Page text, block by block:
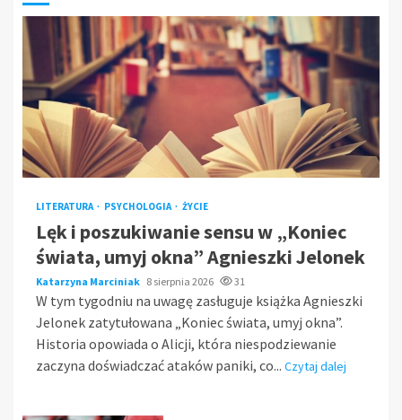
LITERATURA PSYCHOLOGIA ŻYCIE
Lęk i poszukiwanie sensu w „Koniec
świata, umyj okna” Agnieszki Jelonek
Katarzyna Marciniak 8 sierpnia 2026 31
W tym tygodniu na uwagę zasługuje książka Agnieszki
Jelonek zatytułowana „Koniec świata, umyj okna”.
Historia opowiada o Alicji, która niespodziewanie
zaczyna doświadczać ataków paniki, co... Czytaj dalej